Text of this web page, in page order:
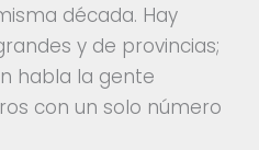
década. Hay
y de provincias;
habla la gente
con un solo número